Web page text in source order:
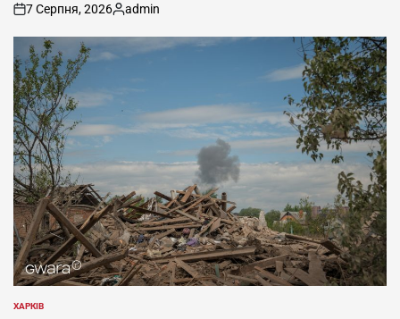
on
7 Серпня, 2026
Опубліковано
admin
ОПУБЛІКУВАТИ
ХАРКІВ